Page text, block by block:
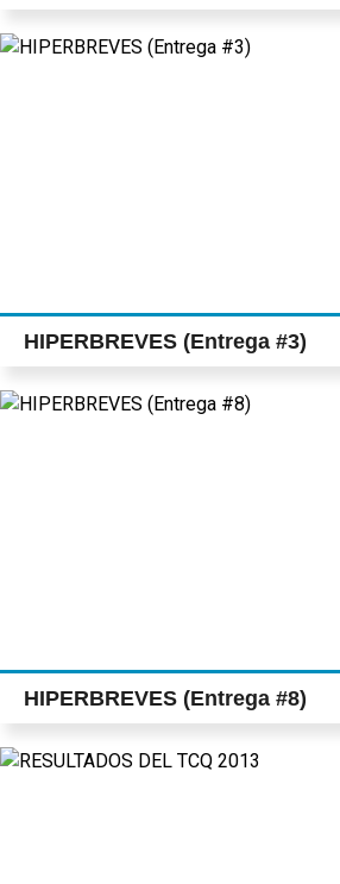
HIPERBREVES (Entrega #3)
HIPERBREVES (Entrega #8)